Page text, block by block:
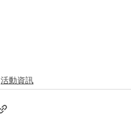
活動資訊